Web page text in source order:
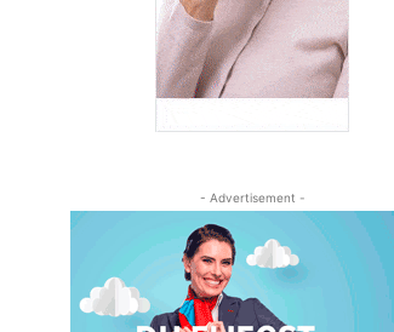
- Advertisement -